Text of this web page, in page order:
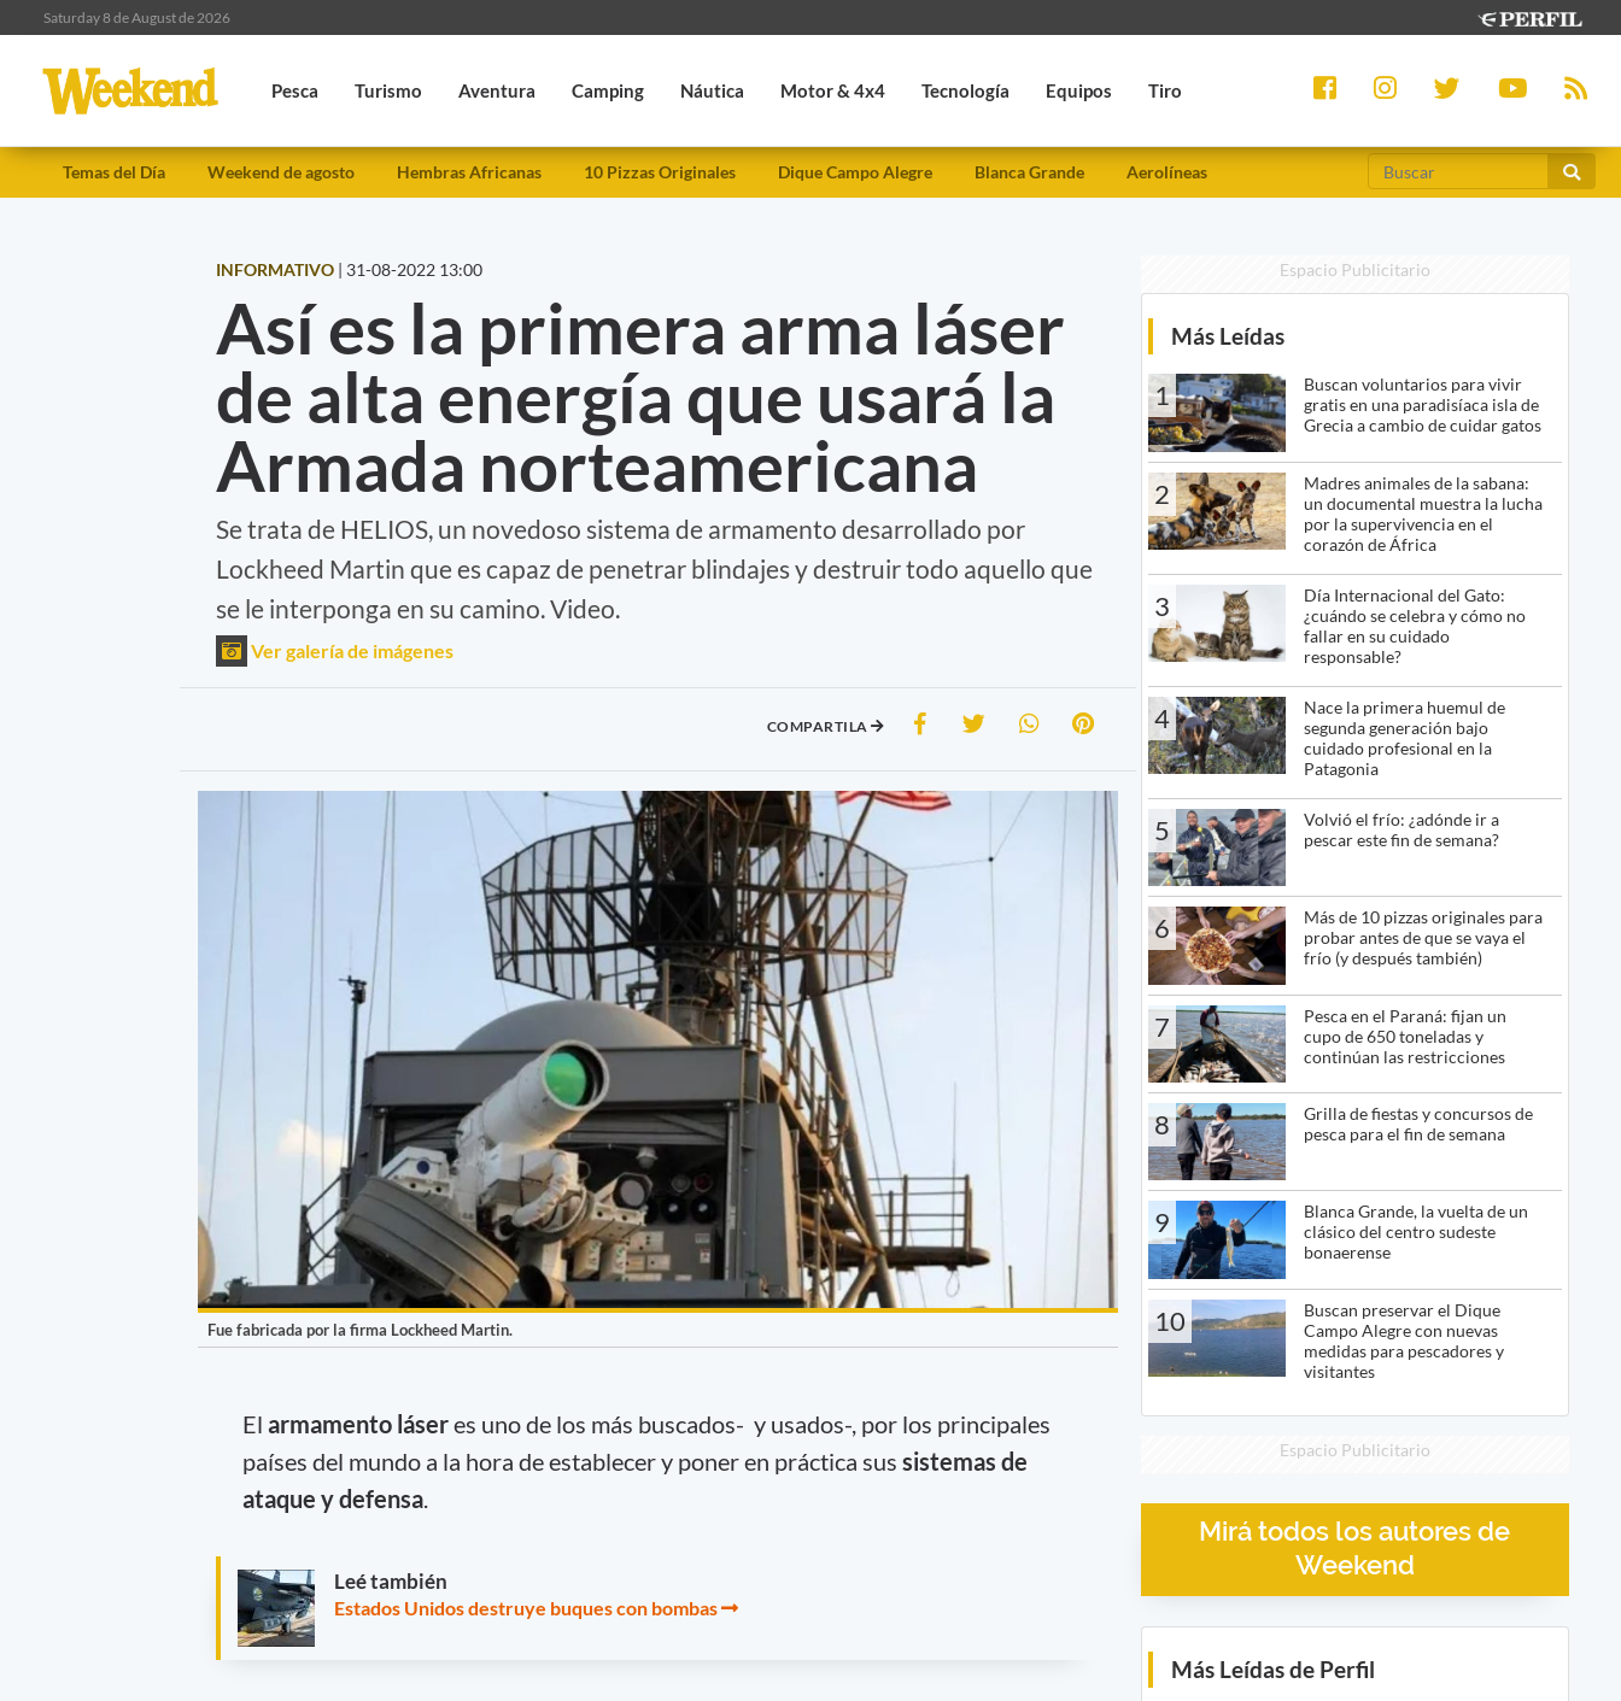
Saturday 8 de August de 2026
Pesca Turismo Aventura Camping Náutica Motor & 4x4 Tecnología Equipos Tiro
Temas del Día Weekend de agosto Hembras Africanas 10 Pizzas Originales Dique Campo Alegre Blanca Grande Aerolíneas
INFORMATIVO | 31-08-2022 13:00
Así es la primera arma láser
de alta energía que usará la
Armada norteamericana
Se trata de HELIOS, un novedoso sistema de armamento desarrollado por
Lockheed Martin que es capaz de penetrar blindajes y destruir todo aquello que
se le interponga en su camino. Video.
Ver galería de imágenes
COMPARTILA
Fue fabricada por la firma Lockheed Martin.
El armamento láseres uno de los más buscados- y usados-, por los principales
países del mundo a la hora de establecer y poner en práctica sus sistemas de
ataque y defensa.
Leé también
Estados Unidos destruye buques con bombas
Espacio Publicitario
Más Leídas
1
Buscan voluntarios para vivir
gratis en una paradisíaca isla de
Grecia a cambio de cuidar gatos
2
Madres animales de la sabana:
un documental muestra la lucha
por la supervivencia en el
corazón de África
3
Día Internacional del Gato:
¿cuándo se celebra y cómo no
fallar en su cuidado
responsable?
4
Nace la primera huemul de
segunda generación bajo
cuidado profesional en la
Patagonia
5
Volvió el frío: ¿adónde ir a
pescar este fin de semana?
6
Más de 10 pizzas originales para
probar antes de que se vaya el
frío (y después también)
7
Pesca en el Paraná: fijan un
cupo de 650 toneladas y
continúan las restricciones
8
Grilla de fiestas y concursos de
pesca para el fin de semana
9
Blanca Grande, la vuelta de un
clásico del centro sudeste
bonaerense
10
Buscan preservar el Dique
Campo Alegre con nuevas
medidas para pescadores y
visitantes
Espacio Publicitario
Mirá todos los autores de
Weekend
Más Leídas de Perfil